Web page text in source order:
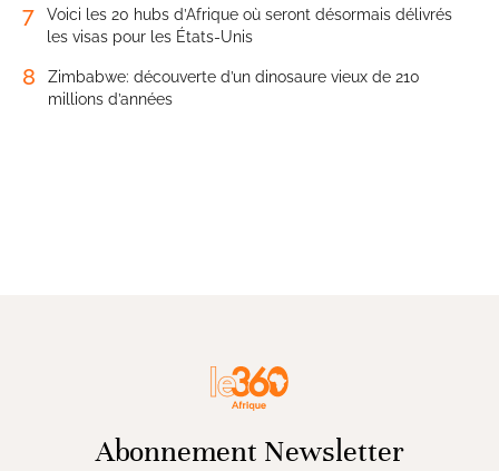
7
Voici les 20 hubs d’Afrique où seront désormais délivrés
les visas pour les États-Unis
8
Zimbabwe: découverte d’un dinosaure vieux de 210
millions d’années
Abonnement Newsletter